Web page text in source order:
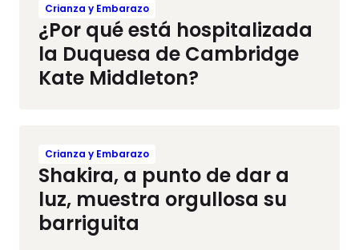
Crianza y Embarazo
¿Por qué está hospitalizada
la Duquesa de Cambridge
Kate Middleton?
Crianza y Embarazo
Shakira, a punto de dar a
luz, muestra orgullosa su
barriguita